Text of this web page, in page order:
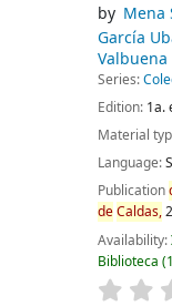
by Mena
García
Valbuena
Series:
Edition: 1a.
Material
Language:
Publication
deCaldas,
Availability:
Biblioteca